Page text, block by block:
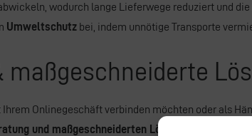
wodurch lange Lieferwege reduziert und die
Umweltschutzbei, indem unnötige Transporte
Onlinegeschäft verbinden möchten oder als
und maßgeschneiderten Lösungen